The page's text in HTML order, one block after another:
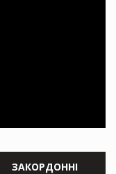
ЗАКОРДОННІ